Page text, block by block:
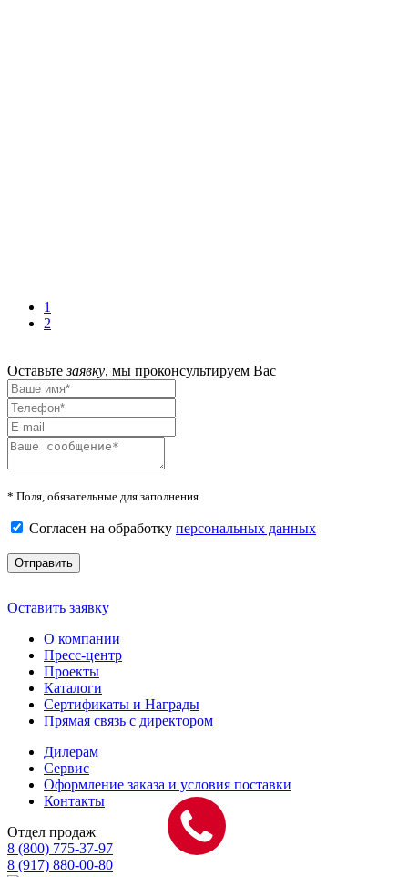
1
2
Оставьтезаявку, мы проконсультируем Вас
* Поля, обязательные для заполнения
Согласен на обработку персональных данных
Отправить
Оставить заявку
О компании
Пресс-центр
Проекты
Каталоги
Сертификаты и Награды
Прямая связь с директором
Дилерам
Сервис
Оформление заказа и условия поставки
Контакты
Отдел продаж
8 (800) 775-37-97
8 (917) 880-00-80